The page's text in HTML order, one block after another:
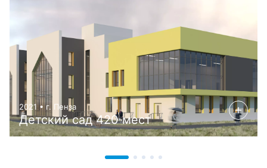
2021 • г. Пенза
Детский сад 420 мест